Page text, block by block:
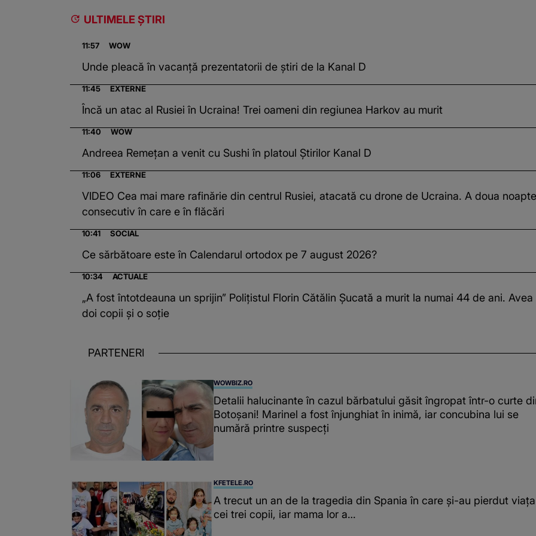
ULTIMELE ȘTIRI
11:57 WOW
Unde pleacă în vacanță prezentatorii de știri de la Kanal D
11:45 EXTERNE
Încă un atac al Rusiei în Ucraina! Trei oameni din regiunea Harkov au murit
11:40 WOW
Andreea Remețan a venit cu Sushi în platoul Știrilor Kanal D
11:06 EXTERNE
VIDEO Cea mai mare rafinărie din centrul Rusiei, atacată cu drone de Ucraina. A doua noapte
consecutiv în care e în flăcări
10:41 SOCIAL
Ce sărbătoare este în Calendarul ortodox pe 7 august 2026?
10:34 ACTUALE
„A fost întotdeauna un sprijin” Polițistul Florin Cătălin Șucată a murit la numai 44 de ani. Avea
doi copii și o soție
PARTENERI
WOWBIZ.RO
Detalii halucinante în cazul bărbatului găsit îngropat într-o curte
Botoșani! Marinel a fost înjunghiat în inimă, iar concubina lui se
numără printre suspecți
KFETELE.RO
A trecut un an de la tragedia din Spania în care și-au pierdut viața
cei trei copii, iar mama lor a…